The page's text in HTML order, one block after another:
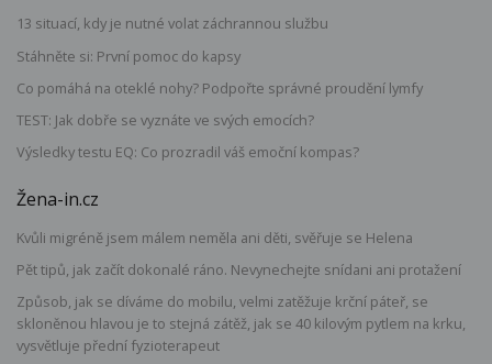
13 situací, kdy je nutné volat záchrannou službu
Stáhněte si: První pomoc do kapsy
Co pomáhá na oteklé nohy? Podpořte správné proudění lymfy
TEST: Jak dobře se vyznáte ve svých emocích?
Výsledky testu EQ: Co prozradil váš emoční kompas?
Žena-in.cz
Kvůli migréně jsem málem neměla ani děti, svěřuje se Helena
Pět tipů, jak začít dokonalé ráno. Nevynechejte snídani ani protažení
Způsob, jak se díváme do mobilu, velmi zatěžuje krční páteř, se
skloněnou hlavou je to stejná zátěž, jak se 40 kilovým pytlem na krku,
vysvětluje přední fyzioterapeut